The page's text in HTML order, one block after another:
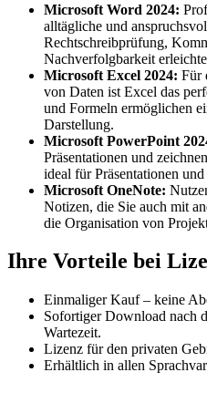
Microsoft Word 2024:
alltägliche und
Rechtschreibprüfung,
Nachverfolgbarkeit
Microsoft Excel 2024: Für
von Daten ist Excel das
und Formeln ermöglichen
Darstellung.
Microsoft PowerPoint
Präsentationen und
ideal für Präsentationen
Microsoft OneNote:
Notizen, die Sie auch mit
die Organisation von
Ihre Vorteile bei
Einmaliger Kauf – keine
Sofortiger Download nach
Wartezeit.
Lizenz für den privaten
Erhältlich in allen